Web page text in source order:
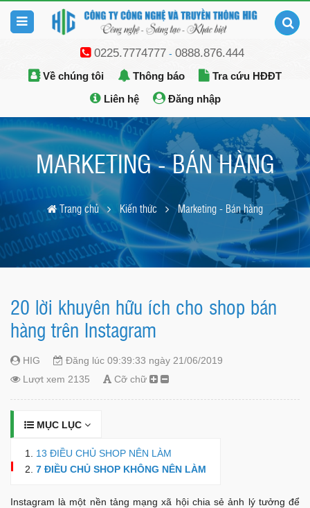
0225.7774777- 0888.876.444
Về chúng tôi Thông báo
Tra cứu HĐĐT
Liên hệ
Đăng nhập
MARKETING - BÁN HÀNG
Trang chủ Kiến thức Marketing - Bán hàng
20 lời khuyên hữu ích cho shop bán
hàng trên Instagram
HIG
Đăng lúc 09:39:33 ngày 21/06/2019
Lượt xem 2135
Cỡ chữ
MỤC LỤC
13 ĐIỀU CHỦ SHOP NÊN LÀM
7 ĐIỀU CHỦ SHOP KHÔNG NÊN LÀM
Instagram là một nền tảng mạng xã hội chia sẻ ảnh lý tưởng để